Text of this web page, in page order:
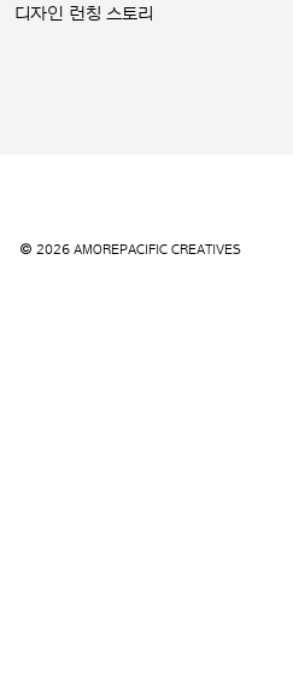
디자인 런칭 스토리
© 2026 AMOREPACIFIC CREATIVES